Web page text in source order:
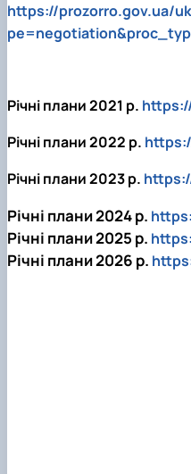
https://prozorro.gov.ua/
Річні плани 2021 р.
Річні плани 2022 р.
Річні плани 2023 р.
Річні плани 2024 р.
Річні плани 2025 р.
Річні плани 2026 р.